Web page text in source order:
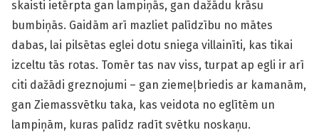
skaisti ietērpta gan lampiņās, gan dažādu krāsu
bumbiņās. Gaidām arī mazliet palīdzību no mātes
dabas, lai pilsētas eglei dotu sniega villainīti, kas tikai
izceltu tās rotas. Tomēr tas nav viss, turpat ap egli ir arī
citi dažādi greznojumi – gan ziemeļbriedis ar kamanām,
gan Ziemassvētku taka, kas veidota no eglītēm un
lampiņām, kuras palīdz radīt svētku noskaņu.